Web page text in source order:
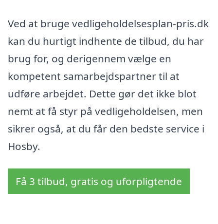
Ved at bruge vedligeholdelsesplan-pris.dk
kan du hurtigt indhente de tilbud, du har
brug for, og derigennem vælge en
kompetent samarbejdspartner til at
udføre arbejdet. Dette gør det ikke blot
nemt at få styr på vedligeholdelsen, men
sikrer også, at du får den bedste service i
Hosby.
Få 3 tilbud, gratis og uforpligtende